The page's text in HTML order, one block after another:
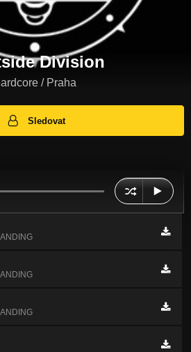
Division
/ Praha
Sledovat